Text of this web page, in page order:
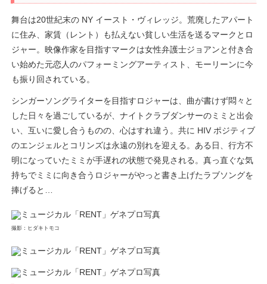
舞台は20世紀末の NY イースト・ヴィレッジ。荒廃したアパート
に住み、家賃（レント）も払えない貧しい生活を送るマークとロ
ジャー。映像作家を目指すマークは女性弁護士ジョアンと付き合
い始めた元恋人のパフォーミングアーティスト、モーリーンに今
も振り回されている。
シンガーソングライターを目指すロジャーは、曲が書けず悶々と
した日々を過ごしているが、ナイトクラブダンサーのミミと出会
い、互いに愛し合うものの、心はすれ違う。共に HIV ポジティブ
のエンジェルとコリンズは永遠の別れを迎える。ある日、行方不
明になっていたミミが手遅れの状態で発見される。真っ直ぐな気
持ちでミミに向き合うロジャーがやっと書き上げたラブソングを
捧げると…
撮影：ヒダキトモコ